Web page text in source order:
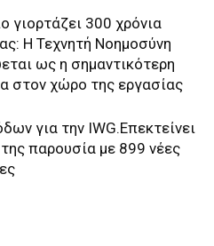
γιορτάζει 300 χρόνια
Η Τεχνητή Νοημοσύνη
ως η σημαντικότερη
στον χώρο της εργασίας
για την IWG.Επεκτείνει
παρουσία με 899 νέες